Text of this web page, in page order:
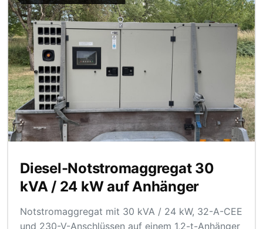
Diesel-Notstromaggregat 30
kVA / 24 kW auf Anhänger
Notstromaggregat mit 30 kVA / 24 kW, 32-A-CEE
und 230-V-Anschlüssen auf einem 1,2-t-Anhänger